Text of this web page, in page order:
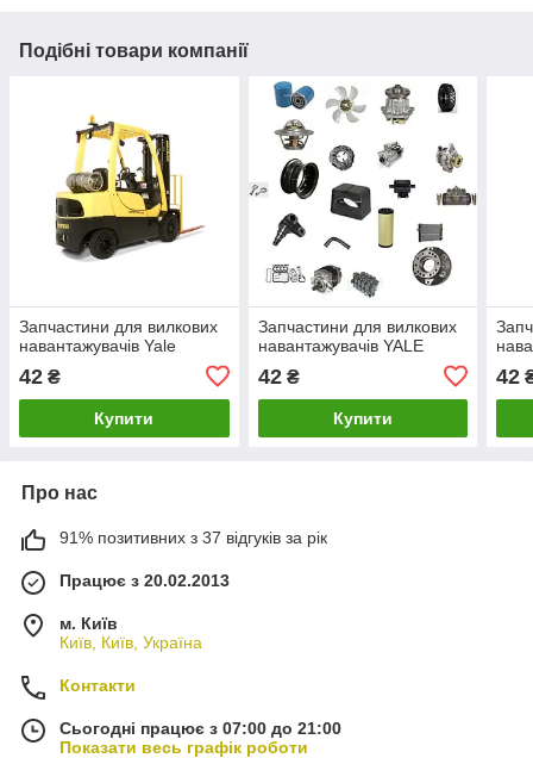
Подібні товари компанії
Запчастини для вилкових
навантажувачів Yale
42 ₴
Купити
Запчастини для вилкових
навантажувачів YALE
42₴
Купити
42
Про нас
91% позитивних з 37 відгуків за рік
Працює з 20.02.2013
м. Київ
Київ, Київ, Україна
Контакти
Сьогодні працює з 07:00 до 21:00
Показати весь графік роботи